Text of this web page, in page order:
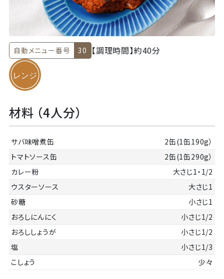
自動メニュー番号 30 【調理時間】約40分
材料 （4人分）
サバ味噌煮缶
2缶(1缶190g）
トマトソース缶
2缶(1缶290g）
カレー粉
大さじ1・1/2
ウスターソース
大さじ1
砂糖
小さじ1
おろしにんにく
小さじ1/2
おろししょうが
小さじ1/2
塩
小さじ1/3
こしょう
少々